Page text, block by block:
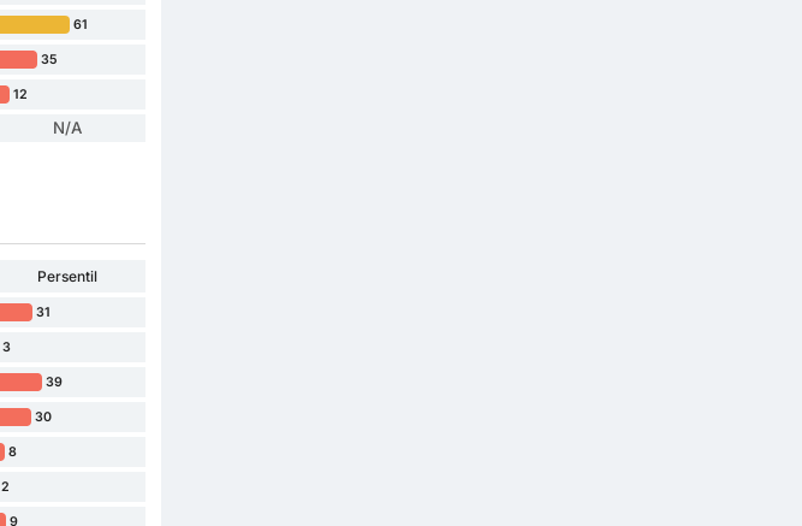
61
35
12
N/A
Persentil
31
3
39
30
8
2
9